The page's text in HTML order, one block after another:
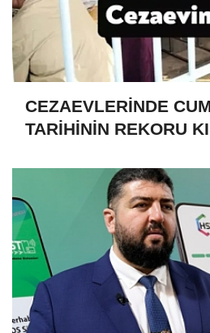
CEZAEVLERİNDE
TARİHİNİN REKORU